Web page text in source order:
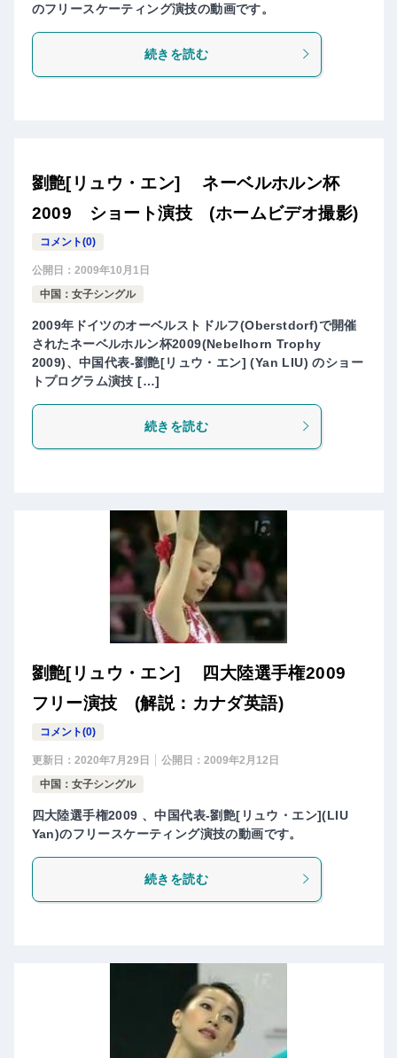
のフリースケーティング演技の動画です。
続きを読む
劉艶[リュウ・エン] ネーベルホルン杯
2009 ショート演技 (ホームビデオ撮影)
コメント(0)
公開日： 2009年10月1日
中国：女子シングル
2009年ドイツのオーベルストドルフ(Oberstdorf)で開催
されたネーベルホルン杯2009(Nebelhorn Trophy
2009)、中国代表-劉艶[リュウ・エン] (Yan LIU) のショー
トプログラム演技 […]
続きを読む
劉艶[リュウ・エン] 四大陸選手権2009
フリー演技 (解説：カナダ英語)
コメント(0)
更新日： 2020年7月29日 公開日： 2009年2月12日
中国：女子シングル
四大陸選手権2009 、中国代表-劉艶[リュウ・エン](LIU
Yan)のフリースケーティング演技の動画です。
続きを読む